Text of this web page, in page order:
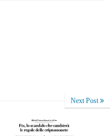
Next Post